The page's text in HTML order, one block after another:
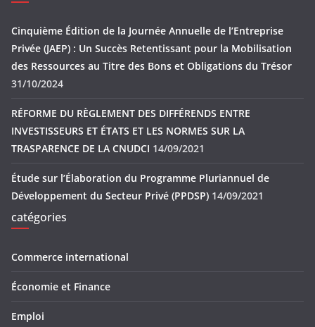
Cinquième Édition de la Journée Annuelle de l’Entreprise
Privée (JAEP) : Un Succès Retentissant pour la Mobilisation
des Ressources au Titre des Bons et Obligations du Trésor
31/10/2024
RÉFORME DU RÈGLEMENT DES DIFFÉRENDS ENTRE
INVESTISSEURS ET ÉTATS ET LES NORMES SUR LA
TRASPARENCE DE LA CNUDCI 14/09/2021
Étude sur l’Élaboration du Programme Pluriannuel de
Développement du Secteur Privé (PPDSP) 14/09/2021
catégories
Commerce international
Économie et Finance
Emploi